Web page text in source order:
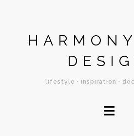
lifestyle · inspiration ·
≡